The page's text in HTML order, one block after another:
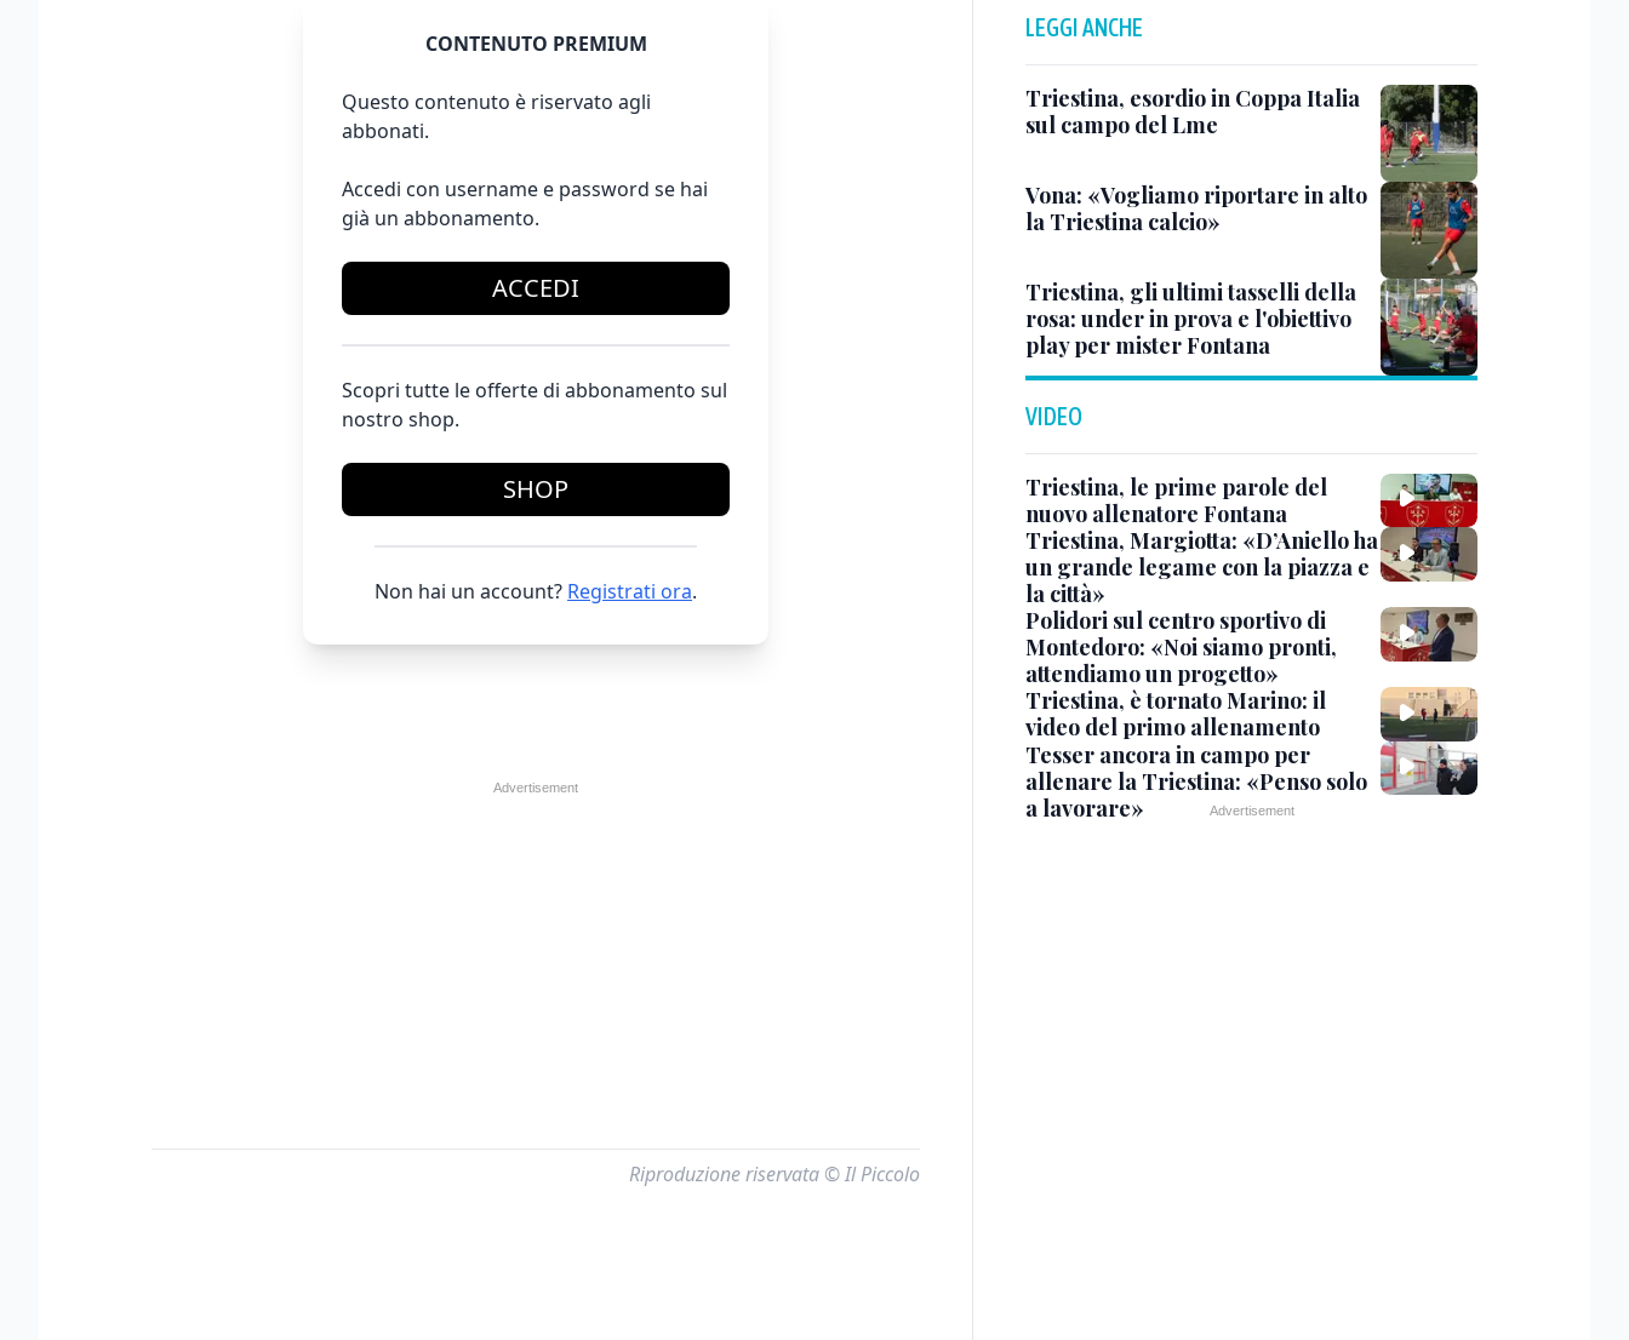
CONTENUTO PREMIUM
Questo contenuto è riservato agli
abbonati.
Accedi con username e password se hai
già un abbonamento.
ACCEDI
Scopri tutte le offerte di abbonamento sul
nostro shop.
SHOP
Non hai un account? Registrati ora.
Riproduzione riservata © Il Piccolo
LEGGI ANCHE
Triestina, esordio in Coppa Italia
sul campo del Lme
Vona: «Vogliamo riportare in alto
la Triestina calcio»
Triestina, gli ultimi tasselli della
rosa: under in prova e l'obiettivo
play per mister Fontana
VIDEO
Triestina, le prime parole del
nuovo allenatore Fontana
Triestina, Margiotta: «D’Aniello ha
un grande legame con la piazza e
la città»
Polidori sul centro sportivo di
Montedoro: «Noi siamo pronti,
attendiamo un progetto»
Triestina, è tornato Marino: il
video del primo allenamento
Tesser ancora in campo per
allenare la Triestina: «Penso solo
a lavorare»